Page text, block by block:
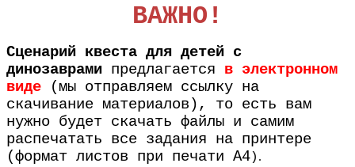
ВАЖНО!
Сценарий квеста для детей с
динозаврами предлагается в электронном
виде
(мы отправляем ссылку на
скачивание материалов), то есть вам
нужно будет скачать файлы и самим
распечатать все задания на принтере
(формат листов при печати А4 ) .